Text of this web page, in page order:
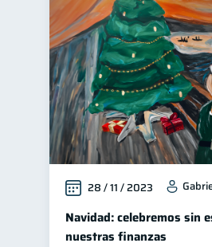
28 / 11 / 2023
Navidad: celebremos sin
nuestras finanzas